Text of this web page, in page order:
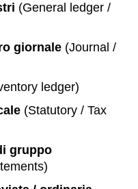
(General ledger /
giornale (Journal /
ledger)
(Statutory / Tax
gruppo